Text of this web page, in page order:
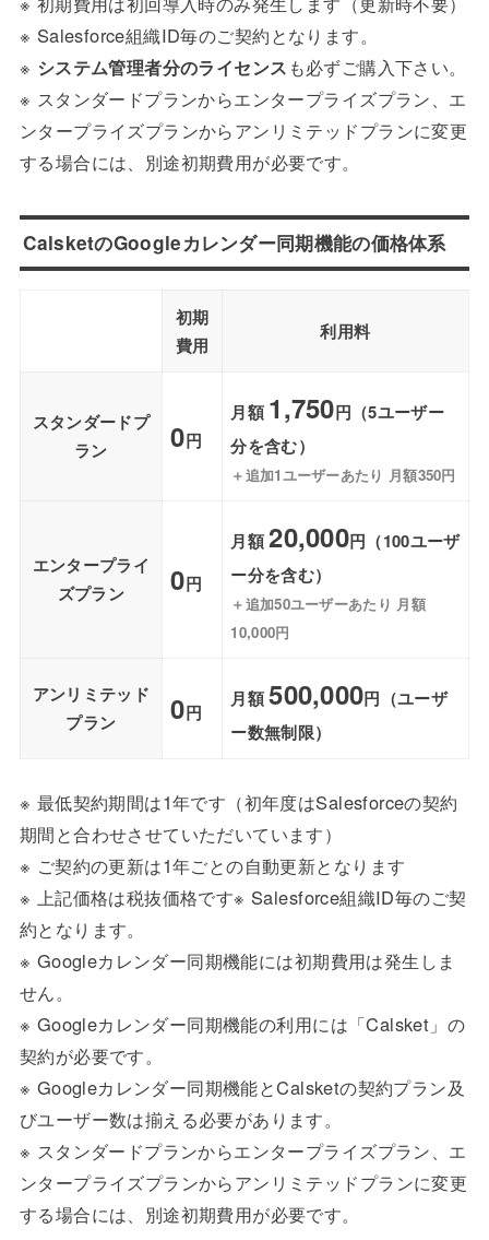
※ Salesforce組織ID毎のご契約となります。
※ システム管理者分のライセンス も必ずご購入下さい。
※ スタンダードプランからエンタープライズプラン、エ
ンタープライズプランからアンリミテッドプランに変更
する場合には、別途初期費用が必要です。
CalsketのGoogleカレンダー同期機能の価格体系
初期
費用
利用料
スタンダードプ
ラン
0円
月額 1,750円（5ユーザー
分を含む）
＋追加1ユーザーあたり 月額350円
エンタープライ
ズプラン
0円
月額20,000円（100ユーザ
ー分を含む）
＋追加50ユーザーあたり 月額
10,000円
アンリミテッド
プラン
0円
月額500,000円（ユーザ
ー数無制限）
※ 最低契約期間は1年です（初年度はSalesforceの契約
期間と合わせさせていただいています）
※ ご契約の更新は1年ごとの自動更新となります
※ 上記価格は税抜価格です※ Salesforce組織ID毎のご契
約となります。
※ Googleカレンダー同期機能には初期費用は発生しま
せん。
※ Googleカレンダー同期機能の利用には「Calsket」の
契約が必要です。
※ Googleカレンダー同期機能とCalsketの契約プラン及
びユーザー数は揃える必要があります。
※ スタンダードプランからエンタープライズプラン、エ
ンタープライズプランからアンリミテッドプランに変更
する場合には、別途初期費用が必要です。